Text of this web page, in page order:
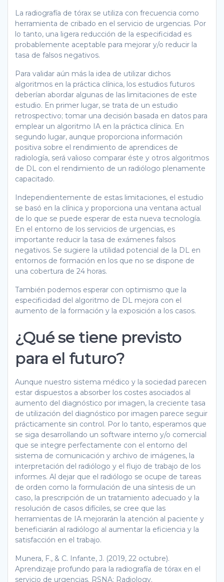
La radiografía de tórax se utiliza con frecuencia como
herramienta de cribado en el servicio de urgencias. Por
lo tanto, una ligera reducción de la especificidad es
probablemente aceptable para mejorar y/o reducir la
tasa de falsos negativos.
Para validar aún más la idea de utilizar dichos
algoritmos en la práctica clínica, los estudios futuros
deberían abordar algunas de las limitaciones de este
estudio. En primer lugar, se trata de un estudio
retrospectivo; tomar una decisión basada en datos para
emplear un algoritmo IA en la práctica clínica. En
segundo lugar, aunque proporciona información
positiva sobre el rendimiento de aprendices de
radiología, será valioso comparar éste y otros algoritmos
de DL con el rendimiento de un radiólogo plenamente
capacitado.
Independientemente de estas limitaciones, el estudio
se basó en la clínica y proporciona una ventana actual
de lo que se puede esperar de esta nueva tecnología.
En el entorno de los servicios de urgencias, es
importante reducir la tasa de exámenes falsos
negativos. Se sugiere la utilidad potencial de la DL en
entornos de formación en los que no se dispone de
una cobertura de 24 horas.
También podemos esperar con optimismo que la
especificidad del algoritmo de DL mejora con el
aumento de la formación y la exposición a los casos.
¿Qué se tiene previsto
para el futuro?
Aunque nuestro sistema médico y la sociedad parecen
estar dispuestos a absorber los costes asociados al
aumento del diagnóstico por imagen, la creciente tasa
de utilización del diagnóstico por imagen parece seguir
prácticamente sin control. Por lo tanto, esperamos que
se siga desarrollando un software interno y/o comercial
que se integre perfectamente con el entorno del
sistema de comunicación y archivo de imágenes, la
interpretación del radiólogo y el flujo de trabajo de los
informes. Al dejar que el radiólogo se ocupe de tareas
de orden como la formulación de una síntesis de un
caso, la prescripción de un tratamiento adecuado y la
resolución de casos difíciles, se cree que las
herramientas de IA mejorarán la atención al paciente y
beneficiarán al radiólogo al aumentar la eficiencia y la
satisfacción en el trabajo.
Munera, F., & C. Infante, J. (2019, 22 octubre).
Aprendizaje profundo para la radiografía de tórax en el
servicio de urgencias. RSNA: Radiology.